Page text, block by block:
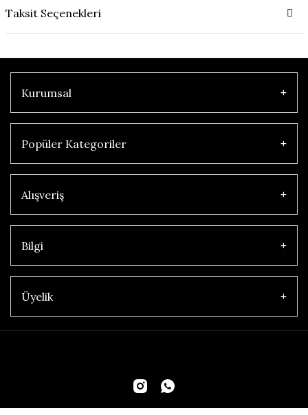
Taksit Seçenekleri
Kurumsal
Popüler Kategoriler
Alışveriş
Bilgi
Üyelik